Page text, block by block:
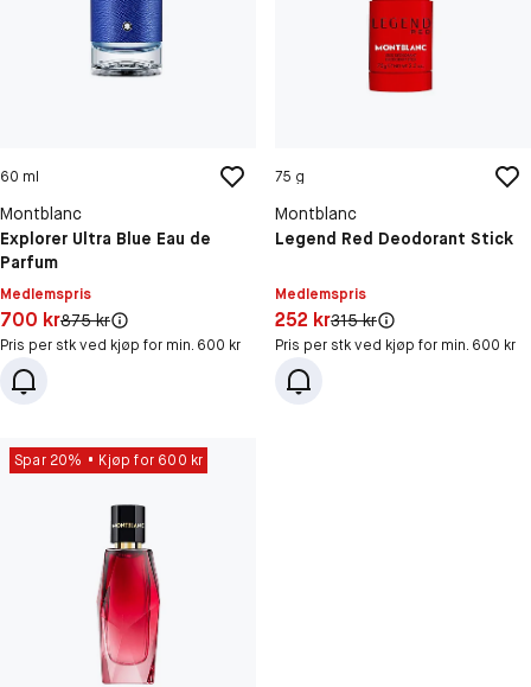
60 ml
Montblanc
Explorer Ultra Blue Eau de
Parfum
Medlemspris
Pris: 700 kr
700 krOriginal pris:
875 kr
Pris per stk ved kjøp for min. 600 kr
75 g
Montblanc
Legend Red Deodorant Stick
Medlemspris
Pris: 252 kr
252 krOriginal pris:
315 kr
Pris per stk ved kjøp for min. 600 kr
Spar 20% Kjøp for 600 kr